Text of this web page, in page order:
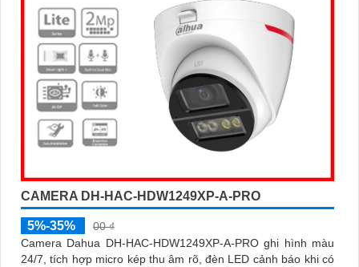
CAMERA DH-HAC-HDW1249XP-A-PRO
5%-35%
00 ₫
Camera Dahua DH-HAC-HDW1249XP-A-PRO ghi hình màu
24/7, tích hợp micro kép thu âm rõ, đèn LED cảnh báo khi có